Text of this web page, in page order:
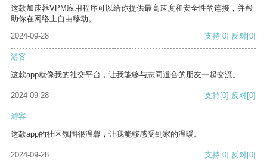
这款加速器VPM应用程序可以给你提供最高速度和安全性的连接，并帮
助你在网络上自由移动。
2024-09-28
支持[0] 反对[0]
游客
这款app就像我的社交平台，让我能够与志同道合的朋友一起交流。
2024-09-28 支持[0] 反对[0]
游客
这款app的社区氛围很温馨，让我能够感受到家的温暖。
2024-09-28 支持[0] 反对[0]